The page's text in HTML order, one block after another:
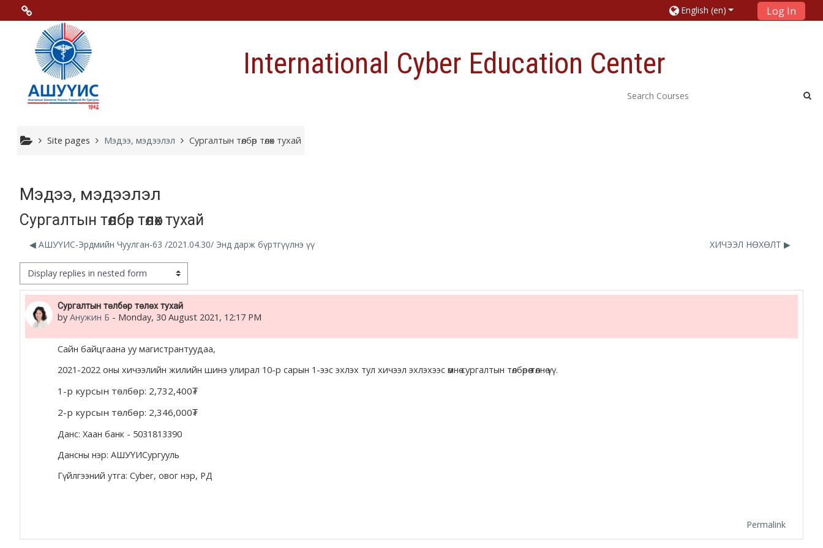
Skip to main content
Menu 2
Moodle community
Moodle free support
Moodle development
Moodle.com
жишээ 2
Moodle community
Moodle free support
Moodle development
Moodle Docs
Moodle.com
English ‎(en)‎ Log In
International Cyber Education Center
Site pages Мэдээ, мэдээлэл Сургалтын төлбөр төлөх тухай
Мэдээ, мэдээлэл
Сургалтын төлбөр төлөх тухай
◀︎ АШУҮИС-Эрдмийн Чуулган-63 /2021.04.30/ Энд дарж бүртгүүлнэ үү ХИЧЭЭЛ НӨХӨЛТ ▶︎
mode
Сургалтын төлбөр төлөх тухай
by Анужин Б - Monday, 30 August 2021, 12:17 PM
Number of replies: 0
Сайн байцгаана уу магистрантуудаа,
2021-2022 оны хичээлийн жилийн шинэ улирал 10-р сарын 1-ээс эхлэх тул хичээл эхлэхээс өмнө сургалтын төлбөрөө төлнө үү.
1-р курсын төлбөр: 2,732,400₮
2-р курсын төлбөр: 2,346,000₮
Данс: Хаан банк - 5031813390
Дансны нэр: АШУҮИСургууль
Гүйлгээний утга: Cyber, овог нэр, РД
Permalink